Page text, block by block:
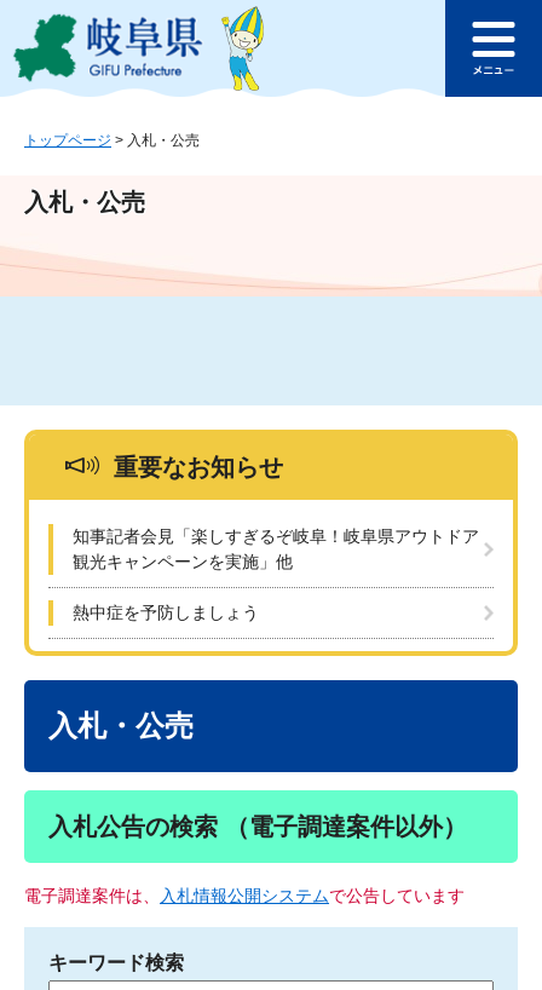
ジ
ュ
文
このページの本文へ
ュ
トップページ > 入札・公売
入札・公売
重要なお知らせ
知事記者会見「楽しすぎるぞ岐阜！岐阜県アウトドア
観光キャンペーンを実施」他
熱中症を予防しましょう
入札・公売
入札公告の検索 （電子調達案件以外）
電子調達案件は、 入札情報公開システムで公告しています
キーワード検索